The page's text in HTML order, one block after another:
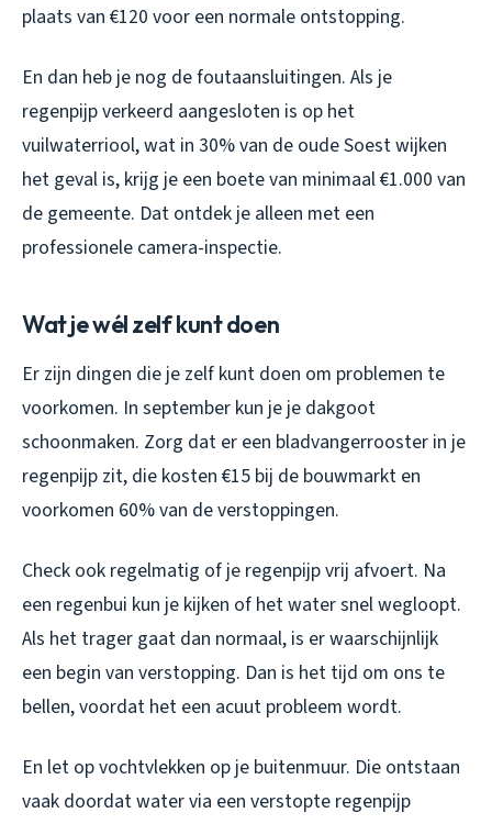
plaats van €120 voor een normale ontstopping.
En dan heb je nog de foutaansluitingen. Als je
regenpijp verkeerd aangesloten is op het
vuilwaterriool, wat in 30% van de oude Soest wijken
het geval is, krijg je een boete van minimaal €1.000 van
de gemeente. Dat ontdek je alleen met een
professionele camera-inspectie.
Wat je wél zelf kunt doen
Er zijn dingen die je zelf kunt doen om problemen te
voorkomen. In september kun je je dakgoot
schoonmaken. Zorg dat er een bladvangerrooster in je
regenpijp zit, die kosten €15 bij de bouwmarkt en
voorkomen 60% van de verstoppingen.
Check ook regelmatig of je regenpijp vrij afvoert. Na
een regenbui kun je kijken of het water snel wegloopt.
Als het trager gaat dan normaal, is er waarschijnlijk
een begin van verstopping. Dan is het tijd om ons te
bellen, voordat het een acuut probleem wordt.
En let op vochtvlekken op je buitenmuur. Die ontstaan
vaak doordat water via een verstopte regenpijp